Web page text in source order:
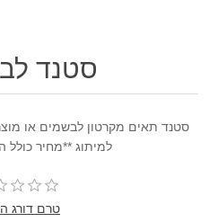
סטנד
סטנד תאים מקרטון לבשמים או
למיתוג **מחיר
טרם דורג